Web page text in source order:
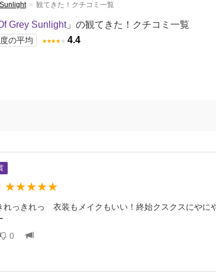
観てきた！クチコミ一覧
Grey Sunlight」の観てきた！クチコミ一覧
の平均 ★ ★ ★ ★ ★ 4.4
★★★★★
れっきれっ 衣装もメイクもいい！終始クスクスにやに
0